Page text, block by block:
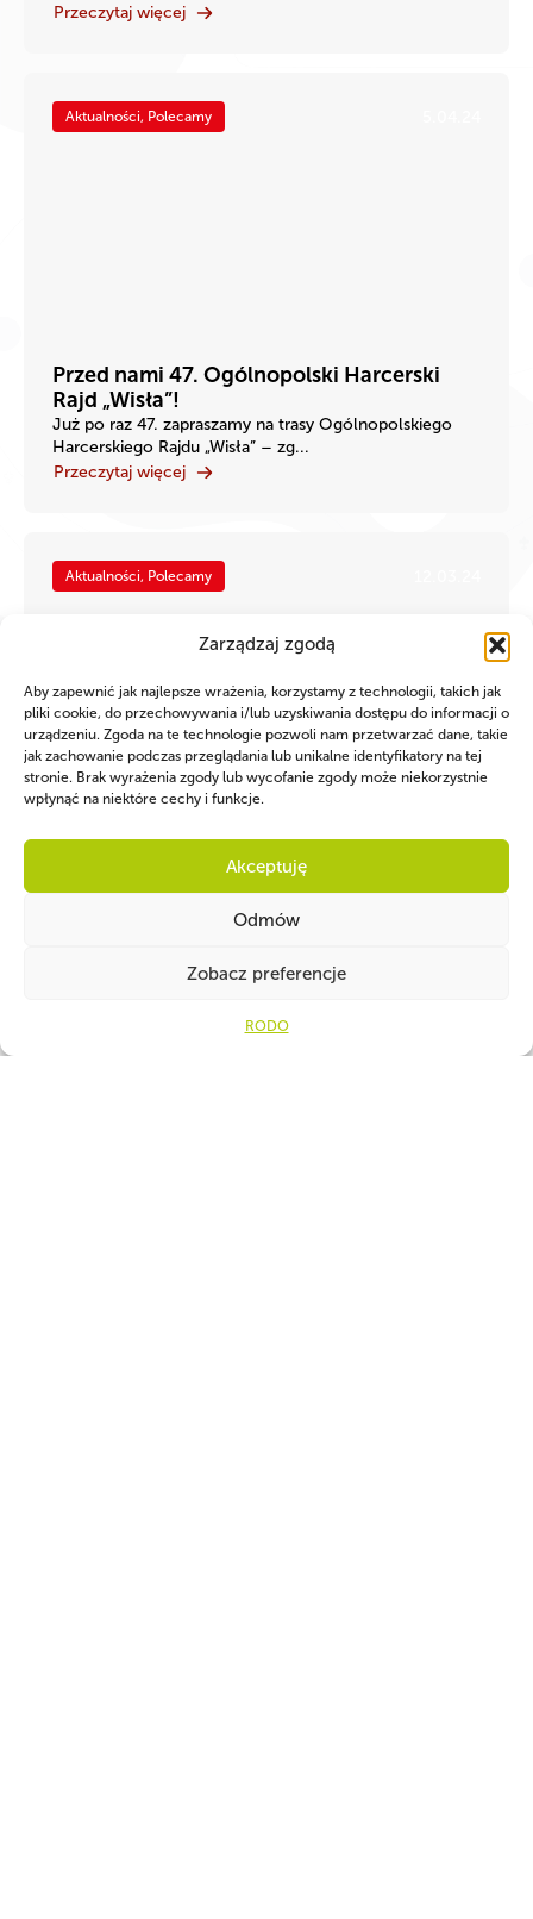
Zarządzaj zgodą
Aby zapewnić jak najlepsze wrażenia, korzystamy z technologii, takich jak
pliki cookie, do przechowywania i/lub uzyskiwania dostępu do informacji o
urządzeniu. Zgoda na te technologie pozwoli nam przetwarzać dane, takie
jak zachowanie podczas przeglądania lub unikalne identyfikatory na tej
stronie. Brak wyrażenia zgody lub wycofanie zgody może niekorzystnie
wpłynąć na niektóre cechy i funkcje.
Akceptuję
Odmów
Zobacz preferencje
RODO
Przeczytaj więcej
Aktualności, Polecamy
Przed nami 47. Ogólnopolski Harcerski
Rajd „Wisła”!
Już po raz 47. zapraszamy na trasy Ogólnopolskiego
Harcerskiego Rajdu „Wisła” – zg...
Przeczytaj więcej
Aktualności, Polecamy
Weź udział w Harcerskiej Wyprawie
Pamięci na Monte Cassino
Harcerska Wyprawa Pamięci na Monte Cassino W tym